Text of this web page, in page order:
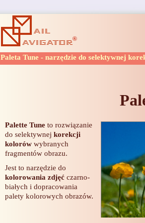
Paleta Tune - narzędzie do selektywnej
Palette Tune to rozwiązanie
do selektywnejkorekcji
kolorów wybranych
fragmentów obrazu.
Jest to narzędzie do
kolorowania zdjęć czarno-
białych i dopracowania
palety kolorowych obrazów.